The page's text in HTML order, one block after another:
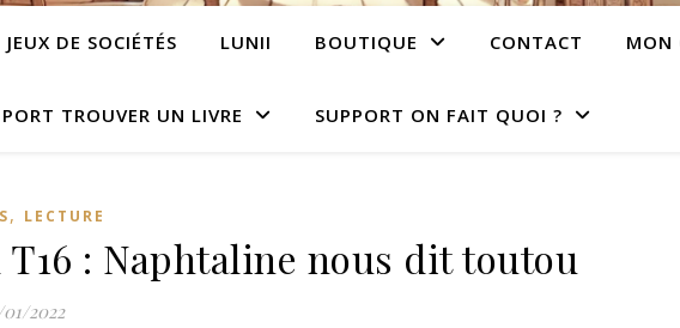
JEUX DE SOCIÉTÉS LUNII BOUTIQUE CONTACT MON
TROUVER UN LIVRE SUPPORT ON FAIT QUOI ?
, LECTURE
: Naphtaline nous dit toutou
2022